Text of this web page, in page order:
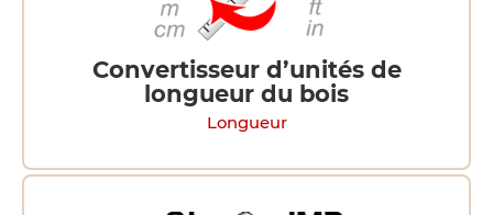
Convertisseur d’unités de
longueur du bois
Longueur